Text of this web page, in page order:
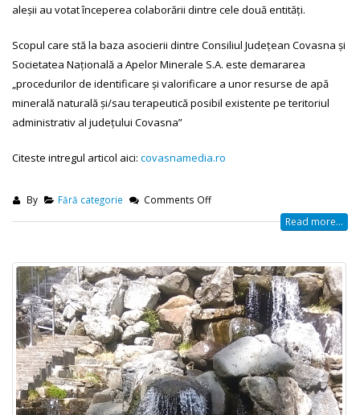
aleșii au votat începerea colaborării dintre cele două entități.
Scopul care stă la baza asocierii dintre Consiliul Județean Covasna și
Societatea Națională a Apelor Minerale S.A. este demararea
„procedurilor de identificare și valorificare a unor resurse de apă
minerală naturală și/sau terapeutică posibil existente pe teritoriul
administrativ al județului Covasna”
Citeste intregul articol aici: covasnamedia.ro
By Fără categorie Comments Off
Read more...